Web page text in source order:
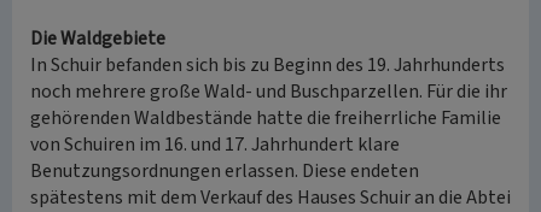
Die Waldgebiete
In Schuir befanden sich bis zu Beginn des 19. Jahrhunderts
noch mehrere große Wald- und Buschparzellen. Für die ihr
gehörenden Waldbestände hatte die freiherrliche Familie
von Schuiren im 16. und 17. Jahrhundert klare
Benutzungsordnungen erlassen. Diese endeten
spätestens mit dem Verkauf des Hauses Schuir an die Abtei